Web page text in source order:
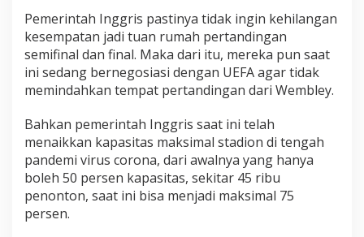
i
f
i
n
l
a
n
F
n
Pemerintah Inggris pastinya tidak ingin kehilangan
kesempatan jadi tuan rumah pertandingan
semifinal dan final. Maka dari itu, mereka pun saat
ini sedang bernegosiasi dengan UEFA agar tidak
memindahkan tempat pertandingan dari Wembley.
Bahkan pemerintah Inggris saat ini telah
menaikkan kapasitas maksimal stadion di tengah
pandemi virus corona, dari awalnya yang hanya
boleh 50 persen kapasitas, sekitar 45 ribu
penonton, saat ini bisa menjadi maksimal 75
persen.